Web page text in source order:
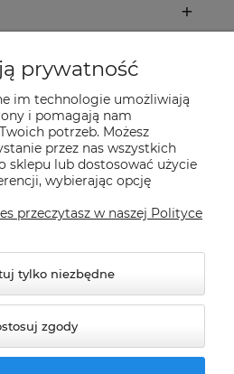
prywatność
im technologie umożliwiają
i pomagają nam
potrzeb. Możesz
przez nas wszystkich
sklepu lub dostosować użycie
wybierając opcję
przeczytasz w naszej Polityce
tylko niezbędne
zgody